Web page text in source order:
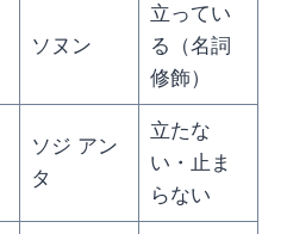
ソヌン
立ってい
る（名詞
修飾）
ソジ アン
タ
立たな
い・止ま
らない